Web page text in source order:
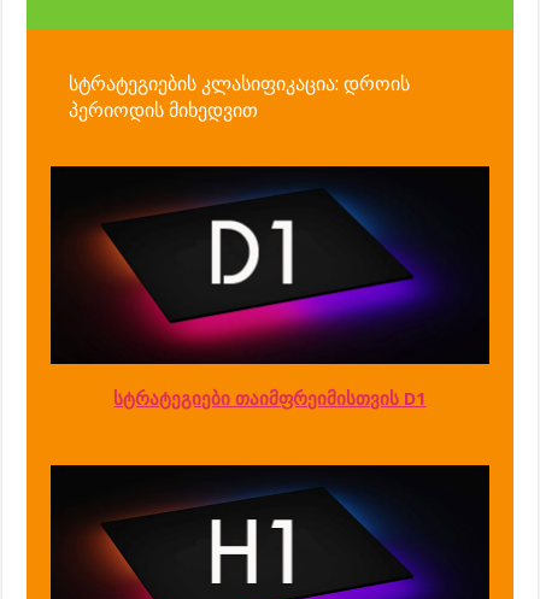
სტრატეგიების კლასიფიკაცია: დროის
პერიოდის მიხედვით
სტრატეგიები თაიმფრეიმისთვის D1